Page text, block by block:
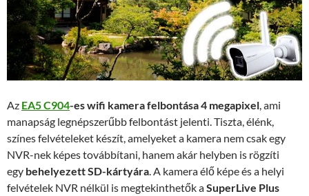
Az EA5 C904-es wifi kamera felbontása 4 megapixel, ami
manapság legnépszerűbb felbontást jelenti. Tiszta, élénk,
színes felvételeket készít, amelyeket a kamera nem csak egy
NVR-nek képes továbbítani, hanem akár helyben is rögzíti
egy behelyezett SD-kártyára. A kamera élő képe és a helyi
felvételek NVR nélkül is megtekinthetők aSuperLive Plus